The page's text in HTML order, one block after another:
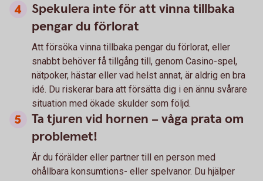
Spekulera inte för att vinna tillbaka
pengar du förlorat
Att försöka vinna tillbaka pengar du förlorat, eller
snabbt behöver få tillgång till, genom Casino-spel,
nätpoker, hästar eller vad helst annat, är aldrig en bra
idé. Du riskerar bara att försätta dig i en ännu svårare
situation med ökade skulder som följd.
Ta tjuren vid hornen – våga prata om
problemet!
Är du förälder eller partner till en person med
ohållbara konsumtions- eller spelvanor. Du hjälper